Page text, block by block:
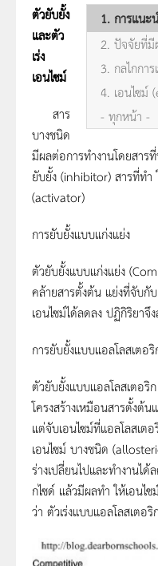
1. การแนะ
2. ปัจจัยที่มี
3. กลไกกา
4. เอนไซม์
- ทุกหน้า -
ตัวยับยั้ง
และตัว
เร่ง
เอนไซม์
สาร
บางชนิด
มีผลต่อการทำงานโดยสาร
ยับยั้ง (inhibitor) สารที่ทำ
(activator)
การยับยั้งแบบแก่งแย่ง
ตัวยับยั้งแบบแก่งแย่ง
คล้ายสารตั้งต้น แย่งที่จับกั
เอนไซม์ได้ลดลง ปฏิกิริยาจึ
การยับยั้งแบบแอลโลสเตอ
ตัวยับยั้งแบบแอลโลสเตอ
โครงสร้างเหมือนสารตั้งต้
แต่จับเอนไซม์ที่แอลโลสเต
เอนไซม์ บางชนิด
ร่างเปลี่ยนไปและทำงานไ
กไซด์ แล้วมีผลทำ ให้เอนไ
ว่า ตัวเร่งแบบแอลโลสเต